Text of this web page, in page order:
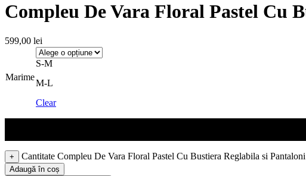
Compleu De Vara Floral Pastel Cu
599,00 lei
Marime
S-M
M-L
Clear
+ Cantitate Compleu De Vara Floral Pastel Cu Bustiera Reglabila si
Adaugă în coș